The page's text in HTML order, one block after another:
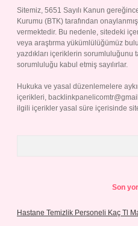
Sitemiz, 5651 Sayılı Kanun
Kurumu (BTK) tarafından
vermektedir. Bu nedenle, sitedeki
veya araştırma yükümlülüğümüz
yazdıkları içeriklerin sorumluluğunu
sorumluluğu kabul etmiş sayılırlar.
Hukuka ve yasal düzenlemelere
içerikleri,
ilgili içerikler yasal süre içerisinde
Son
Hastane Temizlik Personeli Kaç Tl